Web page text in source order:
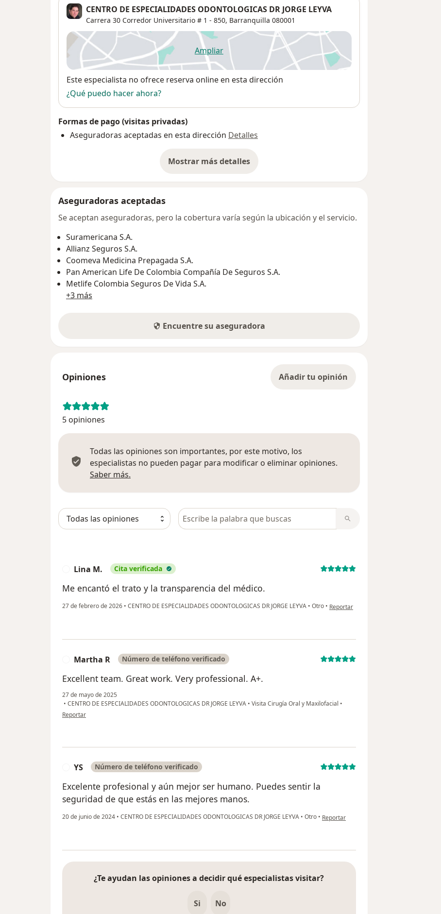
CENTRO DE ESPECIALIDADES ODONTOLOGICAS DR JORGE LEYVA
Carrera 30 Corredor Universitario # 1 - 850, Barranquilla 080001
Ampliarse abre en una nueva pestaña
Disponibilidad
Este especialista no ofrece reserva online en esta dirección
¿Qué puedo hacer ahora?
Formas de pago (visitas privadas)
Aseguradoras aceptadas en esta dirección Detalles
Mostrar más detalles
sobre la dirección
Aseguradoras aceptadas
Se aceptan aseguradoras, pero la cobertura varía según la ubicación y el servicio.
Suramericana S.A.
Allianz Seguros S.A.
Coomeva Medicina Prepagada S.A.
Pan American Life De Colombia Compañía De Seguros S.A.
Metlife Colombia Seguros De Vida S.A.
+3 más
Encuentre su aseguradora
Opiniones Añadir tu opinión
5 opiniones
Todas las opiniones son importantes, por este motivo, los
especialistas no pueden pagar para modificar o eliminar opiniones.
Saber más.
Busca en opiniones
Lina M. Cita verificada
Me encantó el trato y la transparencia del médico.
27 de febrero de 2026 • CENTRO DE ESPECIALIDADES ODONTOLOGICAS DR JORGE LEYVA • Otro • en opinión del usuario Lina M.
Reportar
Martha R Número de teléfono verificado
Excellent team. Great work. Very professional. A+.
27 de mayo de 2025
• CENTRO DE ESPECIALIDADES ODONTOLOGICAS DR JORGE LEYVA • Visita Cirugía Oral y Maxilofacial •
en opinión del usuario Martha R
Reportar
YS Número de teléfono verificado
Excelente profesional y aún mejor ser humano. Puedes sentir la
seguridad de que estás en las mejores manos.
20 de junio de 2024 • CENTRO DE ESPECIALIDADES ODONTOLOGICAS DR JORGE LEYVA • Otro • en opinión del usuario YS
Reportar
¿Te ayudan las opiniones a decidir qué especialistas visitar?
Si No